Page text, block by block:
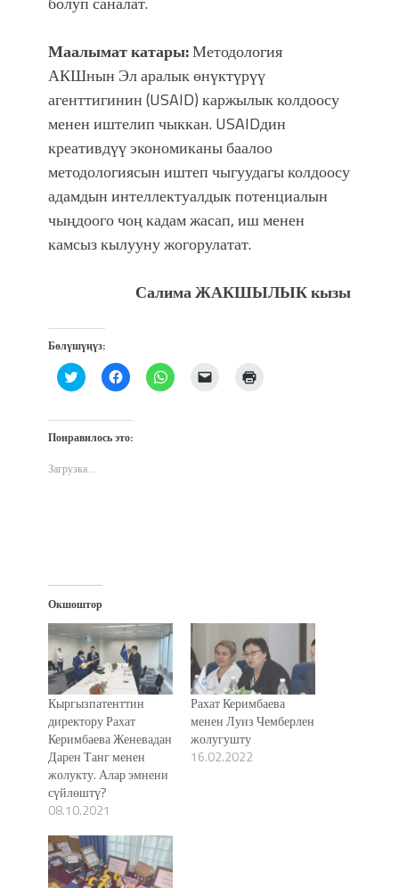
Маалымат катары:Методология
АКШнын Эл аралык өнүктүрүү
агенттигинин (USAID) каржылык колдоосу
менен иштелип чыккан. USAIDдин
креативдүү экономиканы баалоо
методологиясын иштеп чыгуудагы колдоосу
адамдын интеллектуалдык потенциалын
чыңдоого чоң кадам жасап, иш менен
камсыз кылууну жогорулатат.
Салима ЖАКШЫЛЫК кызы
Бөлүшүңүз:
Нажмите,
чтобы
Twitter
(Открывается
в
окне)
Нажмите,
чтобы
Facebook
(Открывается
в
Нажмите,
чтобы
Послать
ссылку
Понравилось это:
Загрузка...
Окшоштор
Кыргызпатенттин
директору Рахат
Керимбаева Женевадан
Дарен Танг менен
жолукту. Алар эмнени
сүйлөштү?
08.10.2021
Рахат Керимбаева
менен Луиз Чемберлен
жолугушту
16.02.2022